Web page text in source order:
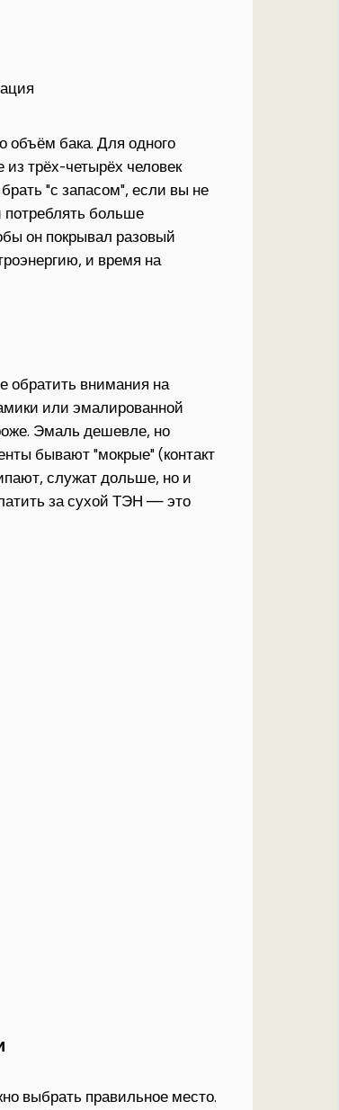
бака. Для одного
трёх-четырёх человек
"с запасом", если вы не
больше
он покрывал разовый
и время на
обратить внимания на
или эмалированной
Эмаль дешевле, но
бывают "мокрые" (контакт
служат дольше, но и
за сухой ТЭН — это
выбрать правильное место.